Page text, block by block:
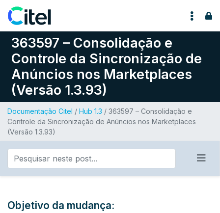
Pular para o conteúdo
363597 – Consolidação e
Controle da Sincronização de
Anúncios nos Marketplaces
(Versão 1.3.93)
Documentação Citel / Hub 1.3 / 363597 – Consolidação e
Controle da Sincronização de Anúncios nos Marketplaces
(Versão 1.3.93)
Objetivo da mudança: